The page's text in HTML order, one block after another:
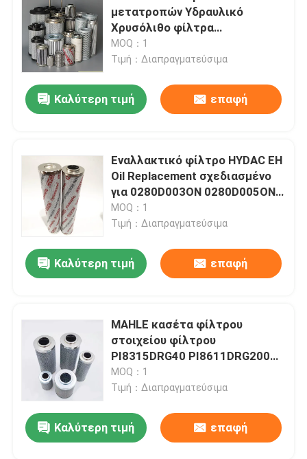
μετατροπών Υδραυλικό
Χρυσόλιθο φίλτρα
0270R010ON1279155 1251201
1251189 Πρότυπο ISO16889
λειτουργίας μεταξύ -25
MOQ：1
Τιμή：Διαπραγματεύσιμα
Καλύτερη τιμή επαφή
Εναλλακτικό φίλτρο HYDAC EH
Oil Replacement σχεδιασμένο
για 0280D003ON 0280D005ON
0280-D-200-WHC
0280R005BN4HC
MOQ：1
Τιμή：Διαπραγματεύσιμα
Καλύτερη τιμή επαφή
MAHLE κασέτα φίλτρου
στοιχείου φίλτρου
PI8315DRG40 PI8611DRG200
PI2108PS3 PI9515DRGVST100
PI8315DRG4077680994
MOQ：1
Τιμή：Διαπραγματεύσιμα
Καλύτερη τιμή επαφή